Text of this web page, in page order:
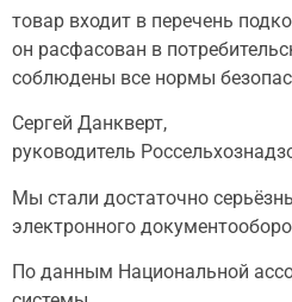
товар входит в перечень
он расфасован в
соблюдены все нормы
Сергей Данкверт,
руководитель
Мы стали достаточно
электронного
По данным Национальной